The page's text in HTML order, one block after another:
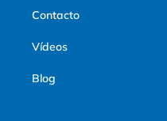
Contacto
Vídeos
Blog